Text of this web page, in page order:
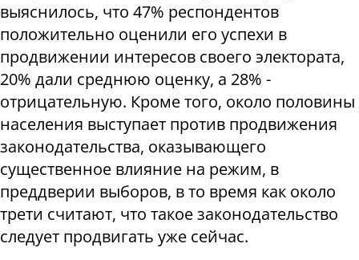
выяснилось, что 47% респондентов
положительно оценили его успехи в
продвижении интересов своего электората,
20% дали среднюю оценку, а 28% -
отрицательную. Кроме того, около половины
населения выступает против продвижения
законодательства, оказывающего
существенное влияние на режим, в
преддверии выборов, в то время как около
трети считают, что такое законодательство
следует продвигать уже сейчас.